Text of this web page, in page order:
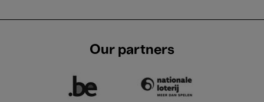
Our partners